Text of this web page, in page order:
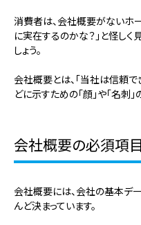
消費者は、会社概要がないホ
に実在するのかな？」と怪し
しょう。
会社概要とは、「当社は信頼
どに示すための「顔」や「名刺
会社概要の必須項目
会社概要には、会社の基本デ
んど決まっています。